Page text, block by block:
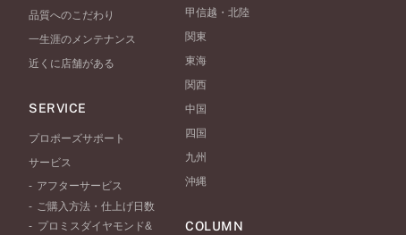
品質へのこだわり
一生涯のメンテナンス
近くに店舗がある
SERVICE
プロポーズサポート
サービス
アフターサービス
ご購入方法・仕上げ日数
プロミスダイヤモンド&
甲信越・北陸
関東
東海
関西
中国
四国
九州
沖縄
COLUMN